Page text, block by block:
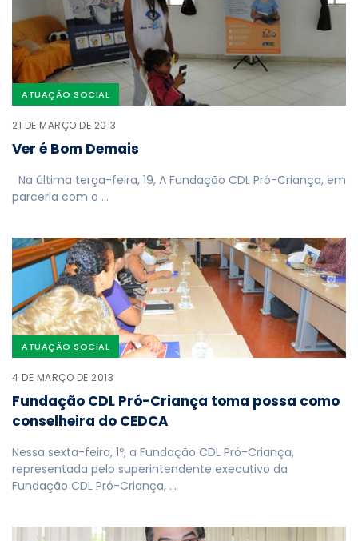
ATUAÇÃO SOCIAL
21 DE MARÇO DE 2013
Ver é Bom Demais
Na última terça-feira, 19, A Fundação CDL Pró-Criança, em
parceria com o …
ATUAÇÃO SOCIAL
4 DE MARÇO DE 2013
Fundação CDL Pró-Criança toma possa como
conselheira do CEDCA
Nessa sexta-feira, 1º, a Fundação CDL Pró-Criança,
representada pelo superintendente executivo da
Fundação CDL Pró-Criança, …